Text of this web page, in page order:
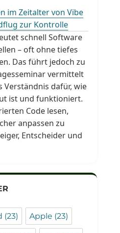
im Zeitalter von Vibe
zur Kontrolle
schnell Software
– oft ohne tiefes
Das führt jedoch zu
vermittelt
Verständnis dafür, wie
ist und funktioniert.
Code lesen,
anpassen zu
Entscheider und
(23) Apple (23)